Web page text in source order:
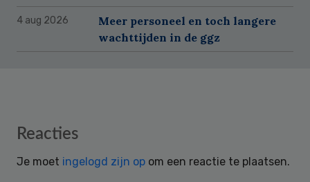
4 aug 2026
Meer personeel en toch langere
wachttijden in de ggz
Reader
Reacties
Je moet ingelogd zijn op om een reactie te plaatsen.